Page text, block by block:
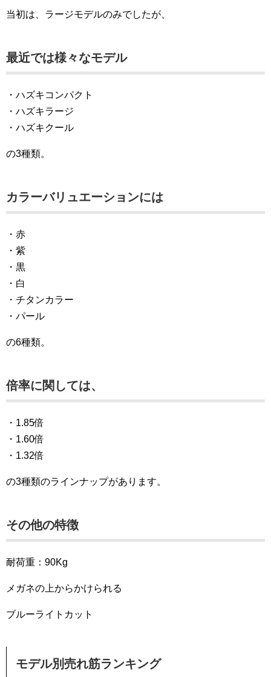
当初は、ラージモデルのみでしたが、
最近では様々なモデル
・ハズキコンパクト
・ハズキラージ
・ハズキクール
の3種類。
カラーバリュエーションには
・赤
・紫
・黒
・白
・チタンカラー
・パール
の6種類。
倍率に関しては、
・1.85倍
・1.60倍
・1.32倍
の3種類のラインナップがあります。
その他の特徴
耐荷重：90Kg
メガネの上からかけられる
ブルーライトカット
モデル別売れ筋ランキング